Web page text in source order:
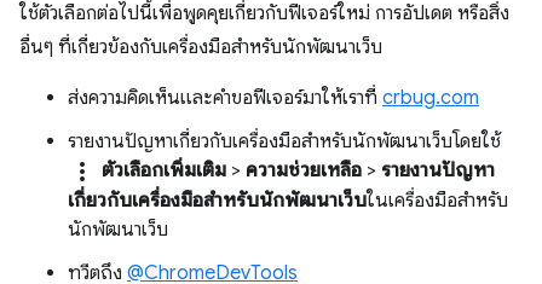
ใช้ตัวเลือกต่อไปนี้เพื่อพูดคุยเกี่ยวกับฟีเจอร์ใหม่ การอัปเดต หรือสิ่ง
อื่นๆ ที่เกี่ยวข้องกับเครื่องมือสำหรับนักพัฒนาเว็บ
ส่งความคิดเห็นและคำขอฟีเจอร์มาให้เราที่ crbug.com
รายงานปัญหาเกี่ยวกับเครื่องมือสำหรับนักพัฒนาเว็บโดยใช้
more_vert ตัวเลือกเพิ่มเติม > ความช่วยเหลือ > รายงานปัญหา
เกี่ยวกับเครื่องมือสำหรับนักพัฒนาเว็บในเครื่องมือสำหรับ
นักพัฒนาเว็บ
ทวีตถึง @ChromeDevTools